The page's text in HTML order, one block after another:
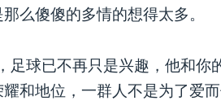
么傻傻的多情的想得太多。
球已不再只是兴趣，他和你
和地位，一群人不是为了爱